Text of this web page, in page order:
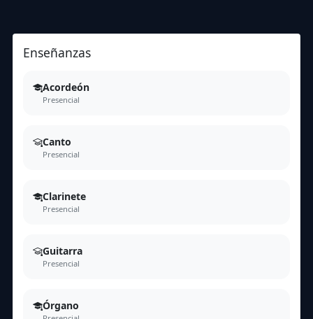
Enseñanzas
Acordeón
Presencial
Canto
Presencial
Clarinete
Presencial
Guitarra
Presencial
Órgano